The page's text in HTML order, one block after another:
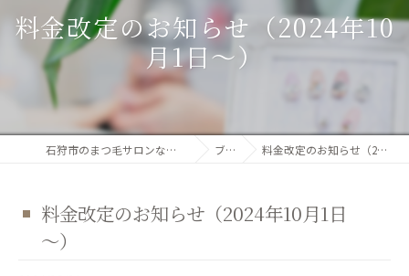
料金改定のお知らせ（2024年10
月1日～）
石狩市のまつ毛サロンならNail&Eyelash AnFil ブログ 料金改定のお知らせ（2024年10月1日～）
料金改定のお知らせ（2024年10月1日
～）